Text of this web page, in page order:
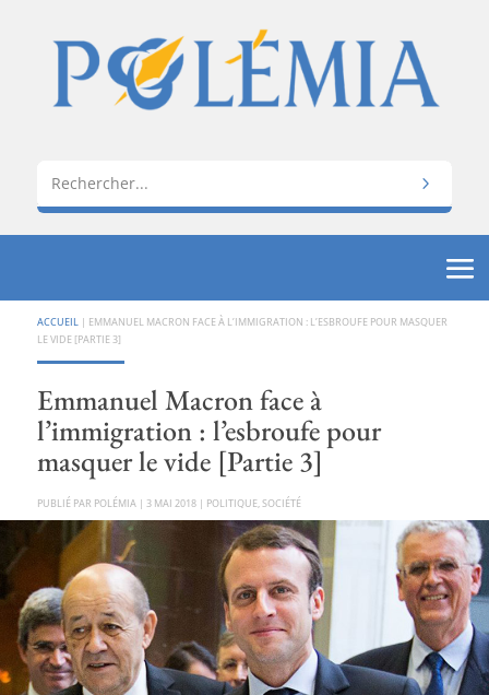
ACCUEIL | EMMANUEL MACRON FACE À L’IMMIGRATION : L’ESBROUFE POUR MASQUER
LE VIDE [PARTIE 3]
Emmanuel Macron face à
l’immigration : l’esbroufe pour
masquer le vide [Partie 3]
PAR POLÉMIA | 3 MAI 2018| POLITIQUE, SOCIÉTÉ